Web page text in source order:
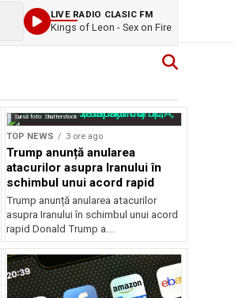
LIVE RADIO CLASIC FM
Kings of Leon - Sex on Fire
Sursă foto: Shutterstock
TOP NEWS 3 ore ago
Trump anunță anularea
atacurilor asupra Iranului în
schimbul unui acord rapid
Trump anunță anularea atacurilor
asupra Iranului în schimbul unui acord
rapid Donald Trump a...